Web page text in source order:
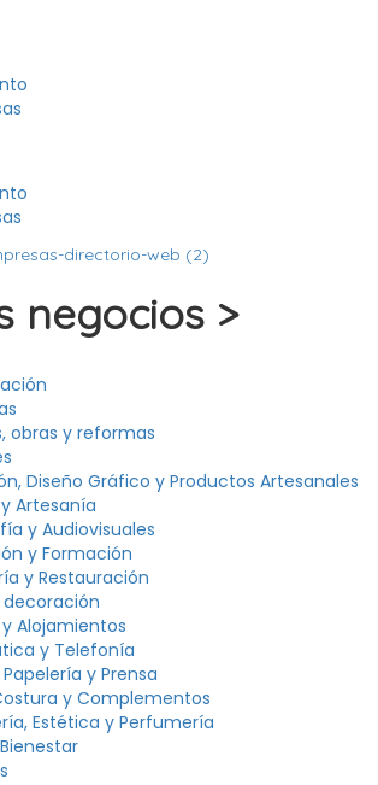
negocios >
obras y reformas
Diseño Gráfico y Productos Artesanales
Artesanía
y Audiovisuales
y Formación
y Restauración
decoración
Alojamientos
y Telefonía
y Prensa
y Complementos
Estética y Perfumería